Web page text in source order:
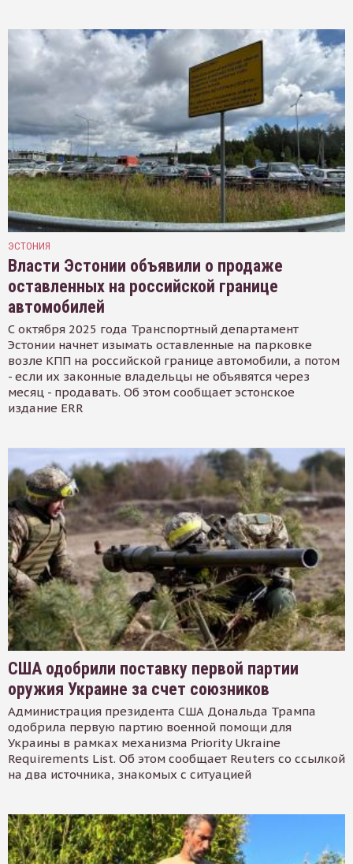
ЭСТОНИЯ
Власти Эстонии объявили о продаже
оставленных на российской границе
автомобилей
С октября 2025 года Транспортный департамент
Эстонии начнет изымать оставленные на парковке
возле КПП на российской границе автомобили, а потом
- если их законные владельцы не объявятся через
месяц - продавать. Об этом сообщает эстонское
издание ERR
США одобрили поставку первой партии
оружия Украине за счет союзников
Администрация президента США Дональда Трампа
одобрила первую партию военной помощи для
Украины в рамках механизма Priority Ukraine
Requirements List. Об этом сообщает Reuters со ссылкой
на два источника, знакомых с ситуацией